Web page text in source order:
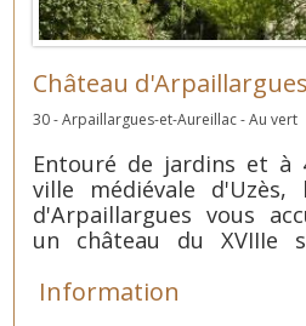
Château d'Arpaillargues
30 - Arpaillargues-et-Aureillac - Au vert
Entouré de jardins et à
ville médiévale d'Uzès,
d'Arpaillargues vous
un château du XVIIIe
Il vous propose
Information